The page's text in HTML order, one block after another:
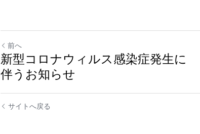
前へ
新型コロナウィルス感染症発生に
伴うお知らせ
サイトへ戻る